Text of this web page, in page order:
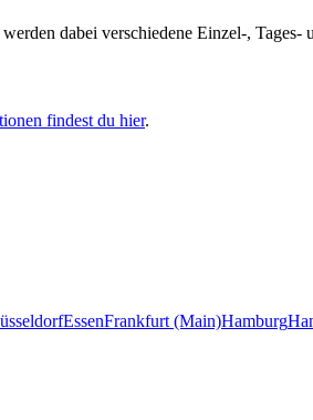
dabei verschiedene Einzel-, Tages-
findest du hier.
EssenFrankfurt (Main)Hamburg